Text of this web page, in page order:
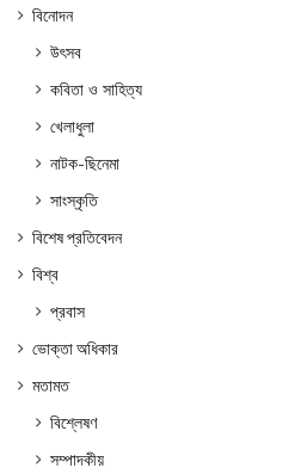
বিনোদন
উৎসব
কবিতা ও সাহিত্য
খেলাধুলা
নাটক-ছিনেমা
সাংস্কৃতি
বিশেষ প্রতিবেদন
বিশ্ব
প্রবাস
ভোক্তা অধিকার
মতামত
বিশ্লেষণ
সম্পাদকীয়